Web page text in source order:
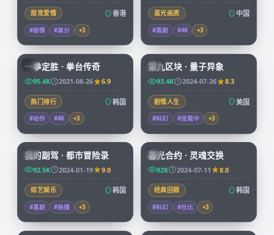
甜宠爱情 香港
#剧情 #高分 +3
蓝光画质 中国
#喜剧 #4K +3
KR
96:07
一拳定胜 · 拳台传奇
95.4K 2021-08-26 6.9
热门排行 韩国
#动作 #4K +3
CN
99:49
第九区块 · 量子异象
93.4K 2024-07-26 8.3
剧情人生 美国
#科幻 #连载中 +3
KR
56:16
我的副驾 · 都市冒险录
92.5K 2024-01-19 9.0
综艺娱乐 韩国
#喜剧 #独播 +3
KR
暮光合约 · 灵魂交换
92K 2024-07-11 8.0
经典回顾 韩国
#科幻 #杜比 +3
52:28 99:41